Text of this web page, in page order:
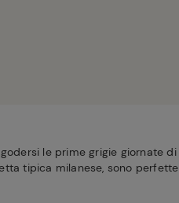
le prime grigie giornate di
tipica milanese, sono perfette